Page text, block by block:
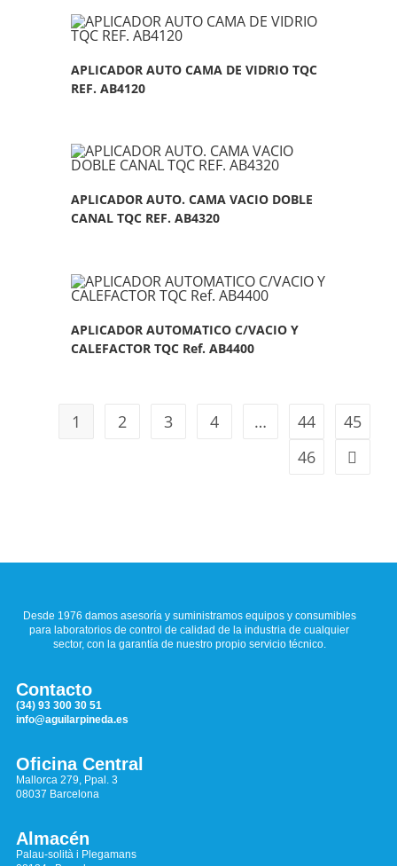
APLICADOR AUTO CAMA DE VIDRIO TQC
REF. AB4120
APLICADOR AUTO. CAMA VACIO DOBLE
CANAL TQC REF. AB4320
APLICADOR AUTOMATICO C/VACIO Y
CALEFACTOR TQC Ref. AB4400
1 2 3 4 … 44
45
46
Desde 1976 damos asesoría y suministramos equipos y consumibles
para laboratorios de control de calidad de la industria de cualquier
sector, con la garantía de nuestro propio servicio técnico.
Contacto
(34) 93 300 30 51
info@aguilarpineda.es
Oficina Central
Mallorca 279, Ppal. 3
08037 Barcelona
Almacén
Palau-solità i Plegamans